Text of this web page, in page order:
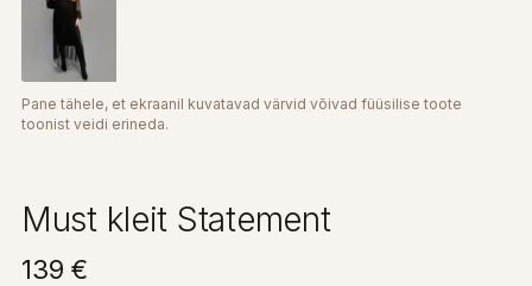
Pane tähele, et ekraanil kuvatavad värvid võivad füüsilise toote
toonist veidi erineda.
Must kleit Statement
139 €